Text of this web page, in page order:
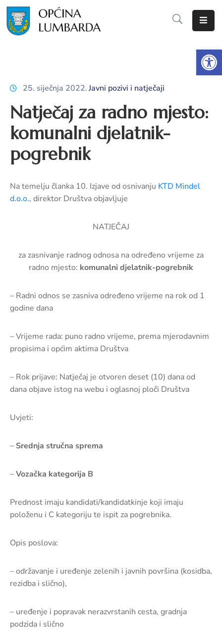
samouprava
Proračun
Dokumenti
nabava
novosti
Kontakt
25. siječnja 2022.Javni pozivi i natječaji
Natječaj za radno mjesto:
komunalni djelatnik-
pogrebnik
Na temelju članka 10. Izjave od osnivanju KTD Mindel
d.o.o., direktor Društva objavljuje
NATJEČAJ
za zasnivanje radnog odnosa na određeno vrijeme za
radno mjesto: komunalni djelatnik-pogrebnik
– Radni odnos se zasniva određeno vrijeme na rok od 1
godine dana
– Vrijeme rada: puno radno vrijeme, prema mjerodavnim
propisima i općim aktima Društva
– Rok prijave: Natječaj je otvoren deset (10) dana od
dana objave istog na webu i oglasnoj ploči Društva
Uvjeti:
– Srednja stručna sprema
–Vozačka kategorija B
Prednost imaju kandidati/kandidatkinje koji imaju
položenu i C kategoriju te ispit za pogrebnika.
Opis poslova:
– održavanje i uređenje zelenih i javnih površina (kosidba,
rezidba i slično),
– uređenje i popravak nerazvrstanih cesta, gradnja
podzida i slično